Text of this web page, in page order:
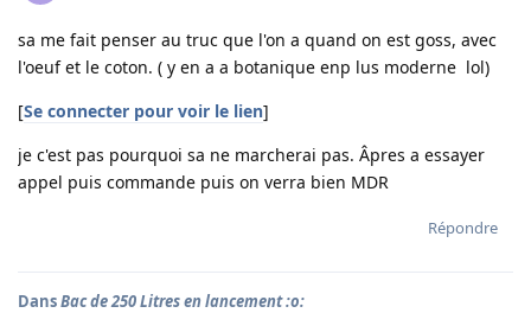
sa me fait penser au truc que l'on a quand on est goss, avec
l'oeuf et le coton. ( y en a a botanique enp lus moderne lol)
[Se connecter pour voir le lien]
je c'est pas pourquoi sa ne marcherai pas. Âpres a essayer
appel puis commande puis on verra bien MDR
Répondre
DansBac de 250 Litres en lancement :o: